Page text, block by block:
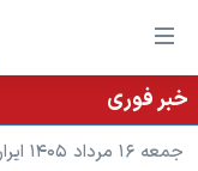
لینکهای
قابل
دسترسی
جهش
خانه
خبر فوری
جمعه ۱۶ مرداد ۱۴۰۵ ایران ۰۳:۱۴